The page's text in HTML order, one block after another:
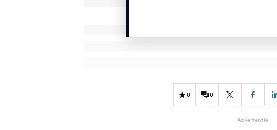
0 0
Advertentie